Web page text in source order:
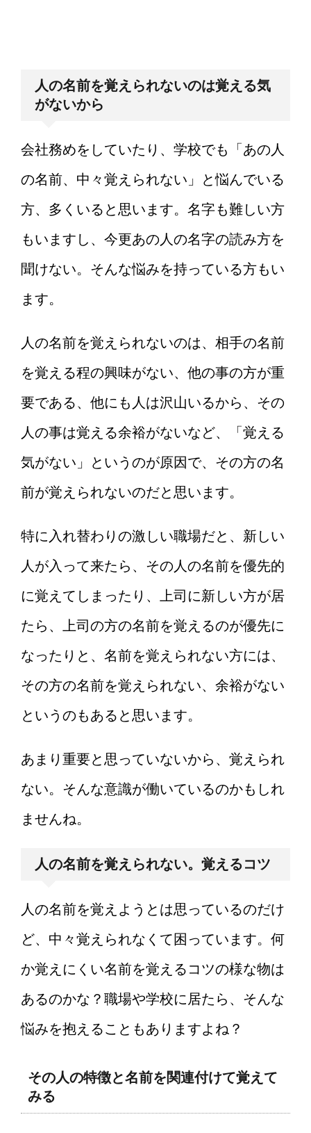
人の名前を覚えられないのは覚える気
がないから
会社務めをしていたり、学校でも「あの人
の名前、中々覚えられない」と悩んでいる
方、多くいると思います。名字も難しい方
もいますし、今更あの人の名字の読み方を
聞けない。そんな悩みを持っている方もい
ます。
人の名前を覚えられないのは、相手の名前
を覚える程の興味がない、他の事の方が重
要である、他にも人は沢山いるから、その
人の事は覚える余裕がないなど、「覚える
気がない」というのが原因で、その方の名
前が覚えられないのだと思います。
特に入れ替わりの激しい職場だと、新しい
人が入って来たら、その人の名前を優先的
に覚えてしまったり、上司に新しい方が居
たら、上司の方の名前を覚えるのが優先に
なったりと、名前を覚えられない方には、
その方の名前を覚えられない、余裕がない
というのもあると思います。
あまり重要と思っていないから、覚えられ
ない。そんな意識が働いているのかもしれ
ませんね。
人の名前を覚えられない。覚えるコツ
人の名前を覚えようとは思っているのだけ
ど、中々覚えられなくて困っています。何
か覚えにくい名前を覚えるコツの様な物は
あるのかな？職場や学校に居たら、そんな
悩みを抱えることもありますよね？
その人の特徴と名前を関連付けて覚えて
みる